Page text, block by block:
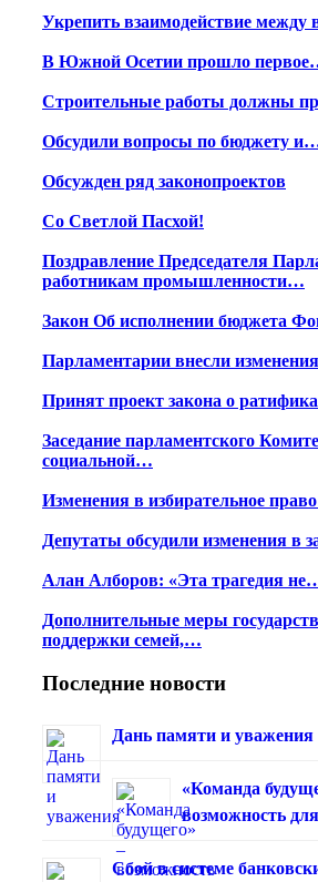
Укрепить взаимодействие между
В Южной Осетии прошло
Строительные работы должны
Обсудили вопросы по бюджету
Обсужден ряд законопроектов
Со Светлой Пасхой!
Поздравление Председателя
работникам промышленности…
Закон Об исполнении бюджета
Парламентарии внесли
Принят проект закона о
Заседание парламентского
социальной…
Изменения в избирательное
Депутаты обсудили изменения в
Алан Алборов: «Эта трагедия
Дополнительные меры
поддержки семей,…
Последние новости
Дань памяти и уважения
«Команда
возможность
Сбой в системе